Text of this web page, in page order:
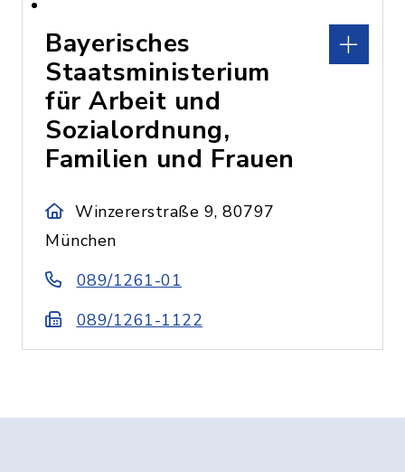
Bayerisches
Staatsministerium
für Arbeit und
Sozialordnung,
Familien und Frauen
Winzererstraße 9, 80797
München
089/1261-01
089/1261-1122